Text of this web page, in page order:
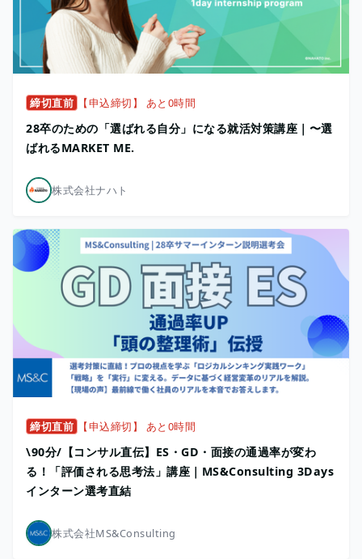
締切直前 【申込締切】 あと0時間
28卒のための「選ばれる自分」になる就活対策講座｜〜選
ばれるMARKET ME.
株式会社ナハト
締切直前 【申込締切】 あと0時間
\90分/【コンサル直伝】ES・GD・面接の通過率が変わ
る！「評価される思考法」講座｜MS&Consulting 3Days
インターン選考直結
株式会社MS&Consulting